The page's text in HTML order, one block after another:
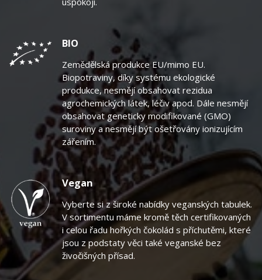
BIO
Zemědělská produkce EU/mimo EU.
Biopotraviny, díky systému ekologické
produkce, nesmějí obsahovat rezidua
agrochemických látek, léčiv apod. Dále nesmějí
obsahovat geneticky modifikované (GMO)
suroviny a nesmějí být ošetřovány ionizujícím
zářením.
Vegan
Vyberte si z široké nabídky veganských tabulek.
V sortimentu máme kromě těch certifikovaných
i celou řadu hořkých čokolád s příchutěmi, které
jsou z podstaty věci také veganské bez
živočišných přísad.